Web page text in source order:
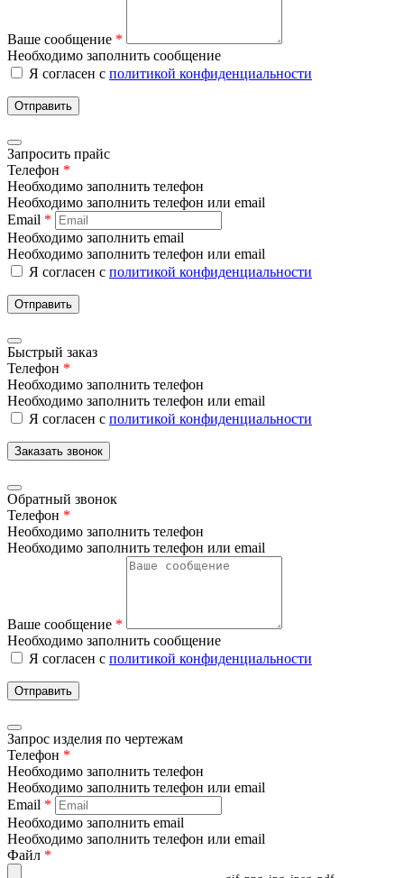
Ваше сообщение *
Необходимо заполнить сообщение
Я согласен с политикой конфиденциальности
Отправить
Запросить прайс
Телефон *
Необходимо заполнить телефон
Необходимо заполнить телефон или email
Email *
Необходимо заполнить email
Необходимо заполнить телефон или email
Я согласен с политикой конфиденциальности
Отправить
Быстрый заказ
Телефон *
Необходимо заполнить телефон
Необходимо заполнить телефон или email
Я согласен с политикой конфиденциальности
Заказать звонок
Обратный звонок
Телефон *
Необходимо заполнить телефон
Необходимо заполнить телефон или email
Ваше сообщение *
Необходимо заполнить сообщение
Я согласен с политикой конфиденциальности
Отправить
Запрос изделия по чертежам
Телефон *
Необходимо заполнить телефон
Необходимо заполнить телефон или email
Email *
Необходимо заполнить email
Необходимо заполнить телефон или email
Файл *